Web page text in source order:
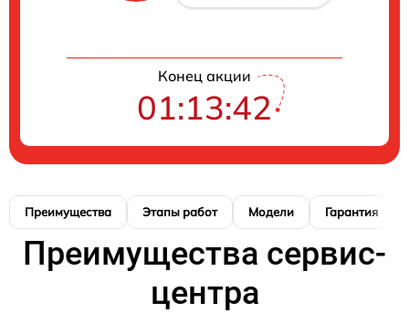
Конец акции
01:13:41
Преимущества Этапы работ Модели Гарантия
Преимущества сервис-
центра